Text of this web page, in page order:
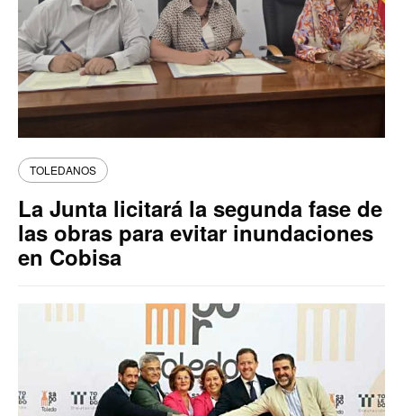
TOLEDANOS
La Junta licitará la segunda fase de
las obras para evitar inundaciones
en Cobisa